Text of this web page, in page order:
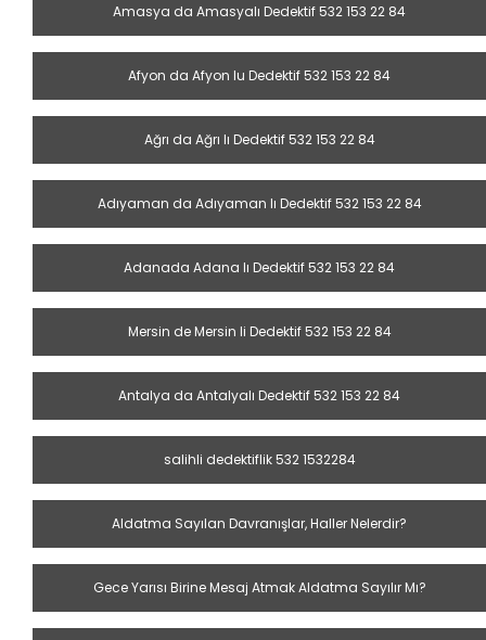
Amasya da Amasyalı Dedektif 532 153 22 84
Afyon da Afyon lu Dedektif 532 153 22 84
Ağrı da Ağrı lı Dedektif 532 153 22 84
Adıyaman da Adıyaman lı Dedektif 532 153 22 84
Adanada Adana lı Dedektif 532 153 22 84
Mersin de Mersin li Dedektif 532 153 22 84
Antalya da Antalyalı Dedektif 532 153 22 84
salihli dedektiflik 532 1532284
Aldatma Sayılan Davranışlar, Haller Nelerdir?
Gece Yarısı Birine Mesaj Atmak Aldatma Sayılır Mı?